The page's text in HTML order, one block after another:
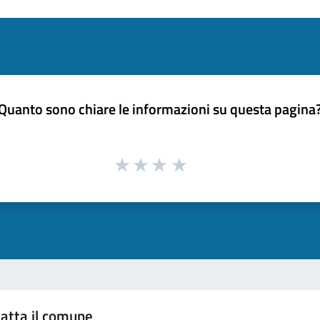
sono chiare le informazioni su questa
il comune